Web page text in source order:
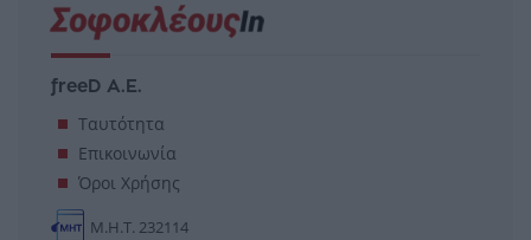
freeD Α.Ε.
Ταυτότητα
Επικοινωνία
Όροι Χρήσης
Μ.Η.Τ. 232114